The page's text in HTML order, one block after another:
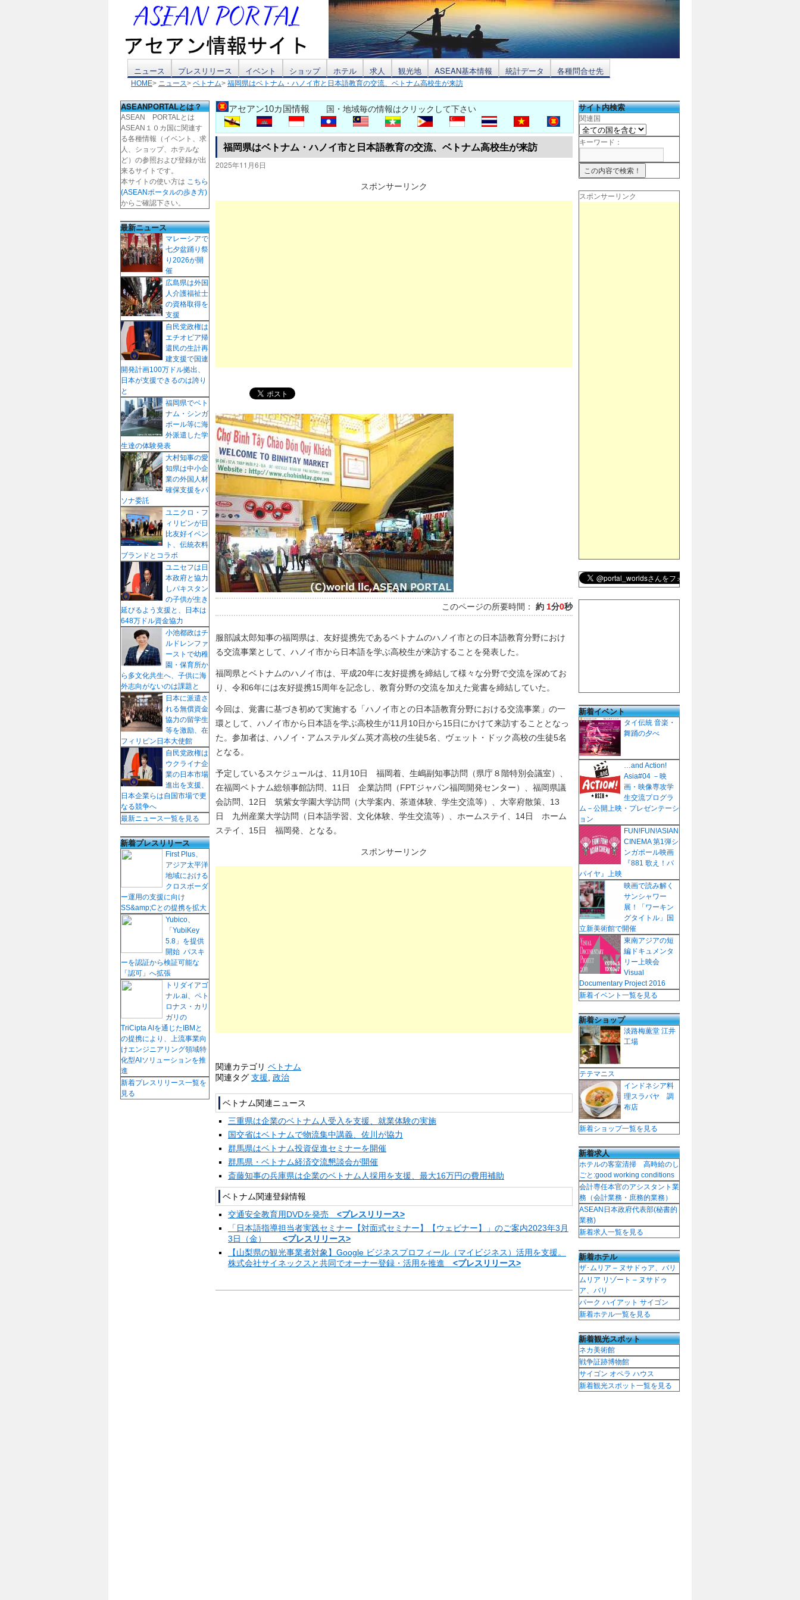
テ
ン
ツ
へ
ス
キ
ッ
プ
ニュース プレスリリース イベント ショップ ホテル 求人 観光地 ASEAN基本情報 統計データ 各種問合せ先
HOME> ニュース> ベトナム> 福岡県はベトナム・ハノイ市と日本語教育の交流、ベトナム高校生が来訪
アセアン10カ国情報 国・地域毎の情報はクリックして下さい
福岡県はベトナム・ハノイ市と日本語教育の交流、ベトナム高校生が来訪
2025年11月6日
スポンサーリンク
このページの所要時間： 約 1分0秒
服部誠太郎知事の福岡県は、友好提携先であるベトナムのハノイ市との日本語教育分野におけ
る交流事業として、ハノイ市から日本語を学ぶ高校生が来訪することを発表した。
福岡県とベトナムのハノイ市は、平成20年に友好提携を締結して様々な分野で交流を深めてお
り、令和6年には友好提携15周年を記念し、教育分野の交流を加えた覚書を締結していた。
今回は、覚書に基づき初めて実施する「ハノイ市との日本語教育分野における交流事業」の一
環として、ハノイ市から日本語を学ぶ高校生が11月10日から15日にかけて来訪することとなっ
た。参加者は、ハノイ・アムステルダム英才高校の生徒5名、ヴェット・ドック高校の生徒5名
となる。
予定しているスケジュールは、11月10日 福岡着、生嶋副知事訪問（県庁８階特別会議室）、
在福岡ベトナム総領事館訪問、11日 企業訪問（FPTジャパン福岡開発センター）、福岡県議
会訪問、12日 筑紫女学園大学訪問（大学案内、茶道体験、学生交流等）、大宰府散策、13
日 九州産業大学訪問（日本語学習、文化体験、学生交流等）、ホームステイ、14日 ホーム
ステイ、15日 福岡発、となる。
スポンサーリンク
関連カテゴリ ベトナム
関連タグ 支援 政治
ベトナム関連ニュース
三重県は企業のベトナム人受入を支援、就業体験の実施
国交省はベトナムで物流集中講義、佐川が協力
群馬県はベトナム投資促進セミナーを開催
群馬県・ベトナム経済交流懇談会が開催
斎藤知事の兵庫県は企業のベトナム人採用を支援、最大16万円の費用補助
ベトナム関連登録情報
交通安全教育用DVDを発売 <プレスリリース>
「日本語指導担当者実践セミナー【対面式セミナー】【ウェビナー】」のご案内2023年3月
3日（金） <プレスリリース>
【山梨県の観光事業者対象】Google ビジネスプロフィール（マイビジネス）活用を支援。
株式会社サイネックスと共同でオーナー登録・活用を推進 <プレスリリース>
ASEANPORTALとは？
ASEAN PORTALとは
ASEAN１０カ国に関連す
る各種情報（イベント、求
人、ショップ、ホテルな
ど）の参照および登録が出
来るサイトです。
本サイトの使い方は こちら
(ASEANポータルの歩き方)
からご確認下さい。
最新ニュース
マレーシアで
七夕盆踊り祭
り2026が開
催
広島県は外国
人介護福祉士
の資格取得を
支援
自民党政権は
エチオピア帰
還民の生計再
建支援で国連
開発計画100万ドル拠出、
日本が支援できるのは誇り
と
福岡県でベト
ナム・シンガ
ポール等に海
外派遣した学
生達の体験発表
大村知事の愛
知県は中小企
業の外国人材
確保支援をパ
ソナ委託
ユニクロ・フ
ィリピンが日
比友好イベン
ト、伝統衣料
ブランドとコラボ
ユニセフは日
本政府と協力
しパキスタン
の子供が生き
延びるよう支援と、日本は
648万ドル資金協力
小池都政はチ
ルドレンファ
ーストで幼稚
園・保育所か
ら多文化共生へ、子供に海
外志向がないのは課題と
日本に派遣さ
れる無償資金
協力の留学生
等を激励、在
フィリピン日本大使館
自民党政権は
ウクライナ企
業の日本市場
進出を支援、
日本企業らは自国市場で更
なる競争へ
最新ニュース一覧を見る
新着プレスリリース
First Plus、
アジア太平洋
地域における
クロスボーダ
ー運用の支援に向け
SS&amp;Cとの提携を拡大
Yubico、
「YubiKey
5.8」を提供
開始 パスキ
ーを認証から検証可能な
「認可」へ拡張
トリダイアゴ
ナル.ai、ペト
ロナス・カリ
ガリの
TriCipta AIを通じたIBMと
の提携により、上流事業向
けエンジニアリング領域特
化型AIソリューションを推
進
新着プレスリリース一覧を
見る
サイト内検索
関連国
キーワード：
スポンサーリンク
新着イベント
タイ伝統 音楽・
舞踊の夕べ
…and Action!
Asia#04 －映
画・映像専攻学
生交流プログラ
ム－公開上映・プレゼンテーシ
ョン
FUN!FUN!ASIAN
CINEMA 第1弾シ
ンガポール映画
『881 歌え！パ
パイヤ』上映
映画で読み解く
サンシャワー
展！「ワーキン
グタイトル」国
立新美術館で開催
東南アジアの短
編ドキュメンタ
リー上映会
Visual
Documentary Project 2016
新着イベント一覧を見る
新着ショップ
淡路梅薫堂 江井
工場
テテマニス
インドネシア料
理スラバヤ 調
布店
新着ショップ一覧を見る
新着求人
ホテルの客室清掃 高時給のし
ごと:good working conditions
会計専任本官のアシスタント業
務（会計業務・庶務的業務）
ASEAN日本政府代表部(秘書的
業務)
新着求人一覧を見る
新着ホテル
ザ･ムリア – ヌサドゥア、バリ
ムリア リゾート – ヌサドゥ
ア、バリ
パーク ハイアット サイゴン
新着ホテル一覧を見る
新着観光スポット
ネカ美術館
戦争証跡博物館
サイゴン オペラ ハウス
新着観光スポット一覧を見る